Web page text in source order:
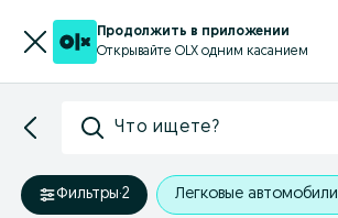
Продолжить в приложении
Открывайте OLX одним касанием
Что ищете?
Фильтры·2 Легковые автомобили